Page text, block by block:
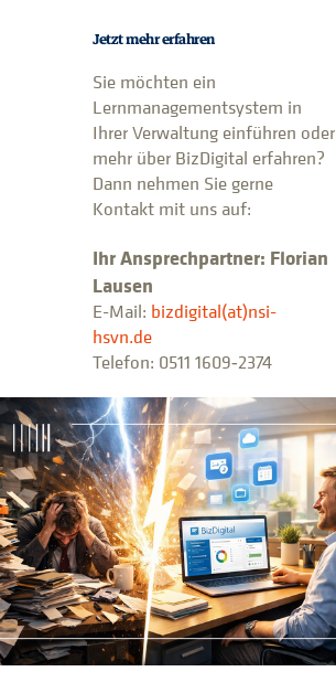
Jetzt mehr erfahren
Sie möchten ein
Lernmanagementsystem in
Ihrer Verwaltung einführen oder
mehr über BizDigital erfahren?
Dann nehmen Sie gerne
Kontakt mit uns auf:
Ihr Ansprechpartner: Florian
Lausen
E-Mail: bizdigital(at)nsi-
hsvn.de
Telefon: 0511 1609‑2374